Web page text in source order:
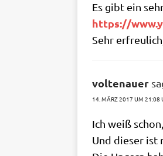
Es gibt ein
https://​
Sehr
voltenauer
14. MÄRZ 2017 UM 21:08
Ich weiß
Und die­ser ist